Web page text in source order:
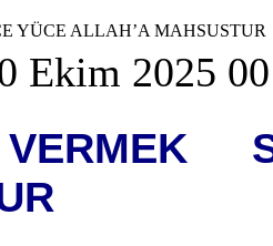
YÜCE ALLAH’A MAHSUSTUR
Ekim 2025